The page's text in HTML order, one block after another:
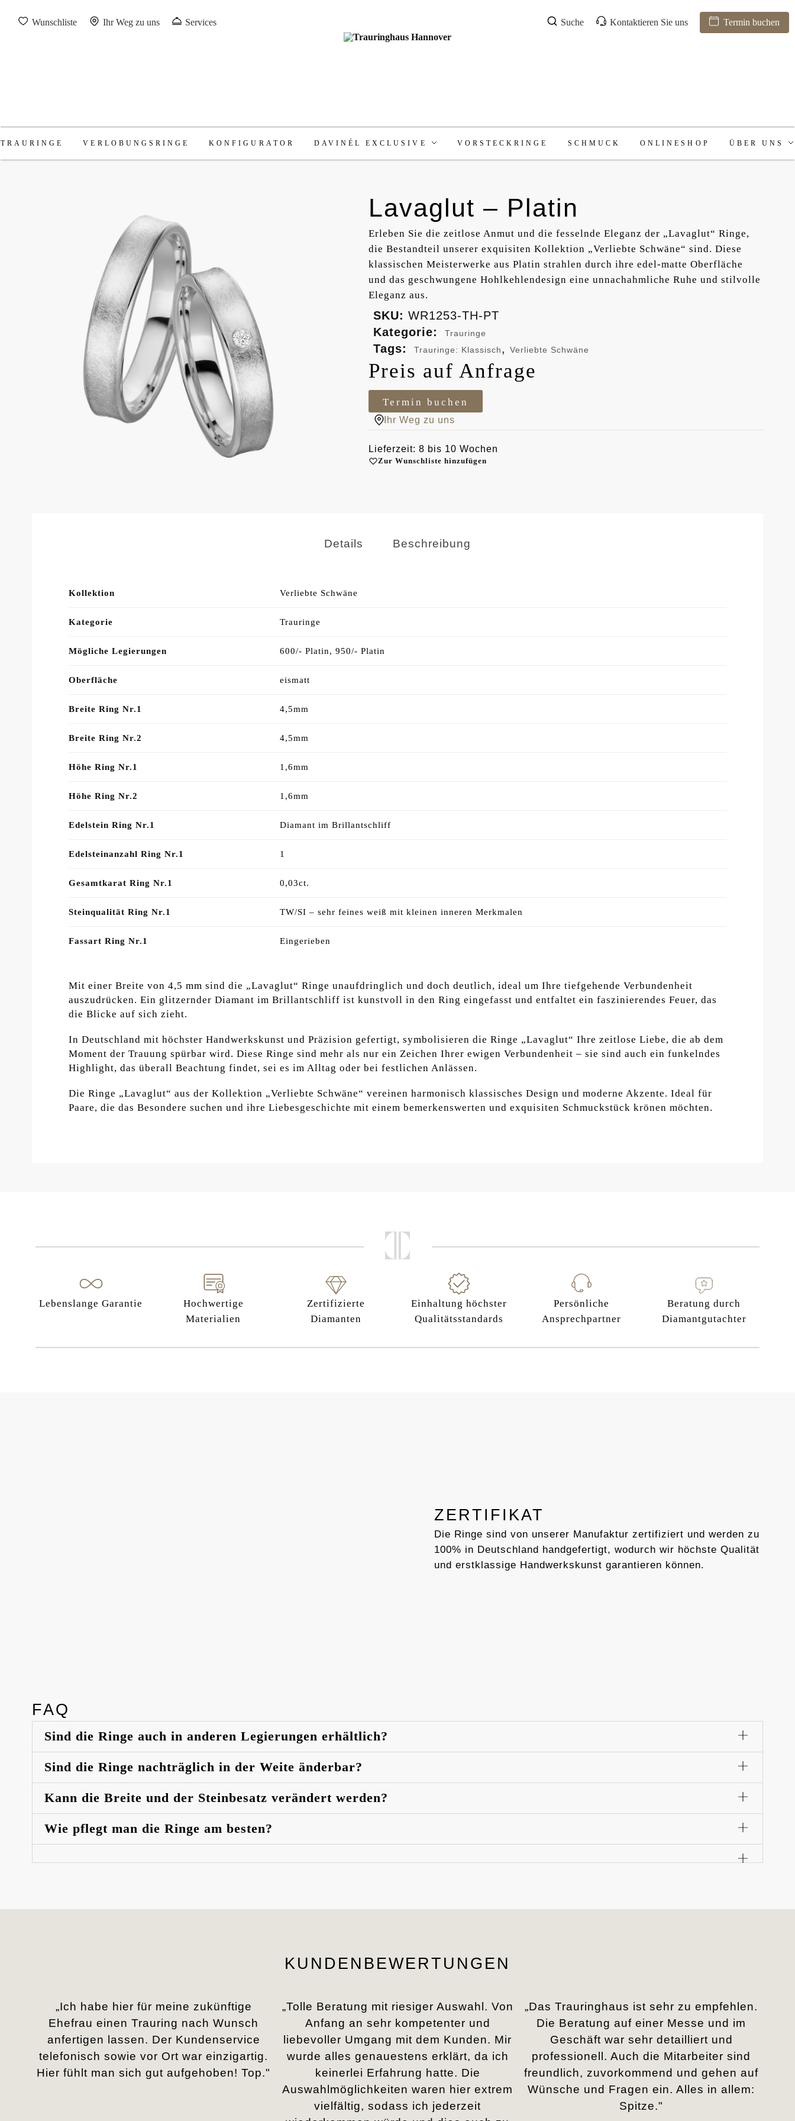
Wunschliste Ihr Weg zu uns Services Suche Kontaktieren Sie uns Termin buchen
TRAURINGE VERLOBUNGSRINGE KONFIGURATOR DAVINÉL EXCLUSIVE VORSTECKRINGE SCHMUCK ONLINESHOP ÜBER UNS
Lavaglut – Platin
Erleben Sie die zeitlose Anmut und die fesselnde Eleganz der „Lavaglut“ Ringe,
die Bestandteil unserer exquisiten Kollektion „Verliebte Schwäne“ sind. Diese
klassischen Meisterwerke aus Platin strahlen durch ihre edel-matte Oberfläche
und das geschwungene Hohlkehlendesign eine unnachahmliche Ruhe und stilvolle
Eleganz aus.
SKU: WR1253-TH-PT
Kategorie:
Trauringe
Tags: Trauringe: Klassisch, Verliebte Schwäne
Preis auf Anfrage
Termin buchen
Ihr Weg zu uns
Lieferzeit: 8 bis 10 Wochen
Zur Wunschliste hinzufügen
Details Beschreibung
Kollektion Verliebte Schwäne
Kategorie Trauringe
Mögliche Legierungen 600/- Platin, 950/- Platin
Oberfläche eismatt
Breite Ring Nr.1 4,5mm
Breite Ring Nr.2 4,5mm
Höhe Ring Nr.1 1,6mm
Höhe Ring Nr.2 1,6mm
Edelstein Ring Nr.1 Diamant im Brillantschliff
Edelsteinanzahl Ring Nr.1 1
Gesamtkarat Ring Nr.1 0,03ct.
Steinqualität Ring Nr.1 TW/SI – sehr feines weiß mit kleinen inneren Merkmalen
Fassart Ring Nr.1 Eingerieben
Mit einer Breite von 4,5 mm sind die „Lavaglut“ Ringe unaufdringlich und doch deutlich, ideal um Ihre tiefgehende Verbundenheit
auszudrücken. Ein glitzernder Diamant im Brillantschliff ist kunstvoll in den Ring eingefasst und entfaltet ein faszinierendes Feuer, das
die Blicke auf sich zieht.
In Deutschland mit höchster Handwerkskunst und Präzision gefertigt, symbolisieren die Ringe „Lavaglut“ Ihre zeitlose Liebe, die ab dem
Moment der Trauung spürbar wird. Diese Ringe sind mehr als nur ein Zeichen Ihrer ewigen Verbundenheit – sie sind auch ein funkelndes
Highlight, das überall Beachtung findet, sei es im Alltag oder bei festlichen Anlässen.
Die Ringe „Lavaglut“ aus der Kollektion „Verliebte Schwäne“ vereinen harmonisch klassisches Design und moderne Akzente. Ideal für
Paare, die das Besondere suchen und ihre Liebesgeschichte mit einem bemerkenswerten und exquisiten Schmuckstück krönen möchten.
Lebenslange Garantie
Hochwertige
Materialien
Zertifizierte
Diamanten
Einhaltung höchster
Qualitätsstandards
Persönliche
Ansprechpartner
Beratung durch
Diamantgutachter
ZERTIFIKAT
Die Ringe sind von unserer Manufaktur zertifiziert und werden zu
100% in Deutschland handgefertigt, wodurch wir höchste Qualität
und erstklassige Handwerkskunst garantieren können.
FAQ
Sind die Ringe auch in anderen Legierungen erhältlich?
Sind die Ringe nachträglich in der Weite änderbar?
Kann die Breite und der Steinbesatz verändert werden?
Wie pflegt man die Ringe am besten?
KUNDENBEWERTUNGEN
„Ich habe hier für meine zukünftige
Ehefrau einen Trauring nach Wunsch
anfertigen lassen. Der Kundenservice
telefonisch sowie vor Ort war einzigartig.
Hier fühlt man sich gut aufgehoben! Top."
„Tolle Beratung mit riesiger Auswahl. Von
Anfang an sehr kompetenter und
liebevoller Umgang mit dem Kunden. Mir
wurde alles genauestens erklärt, da ich
keinerlei Erfahrung hatte. Die
Auswahlmöglichkeiten waren hier extrem
vielfältig, sodass ich jederzeit
„Das Trauringhaus ist sehr zu empfehlen.
Die Beratung auf einer Messe und im
Geschäft war sehr detailliert und
professionell. Auch die Mitarbeiter sind
freundlich, zuvorkommend und gehen auf
Wünsche und Fragen ein. Alles in allem:
Spitze."